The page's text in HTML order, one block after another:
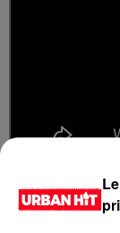
LES